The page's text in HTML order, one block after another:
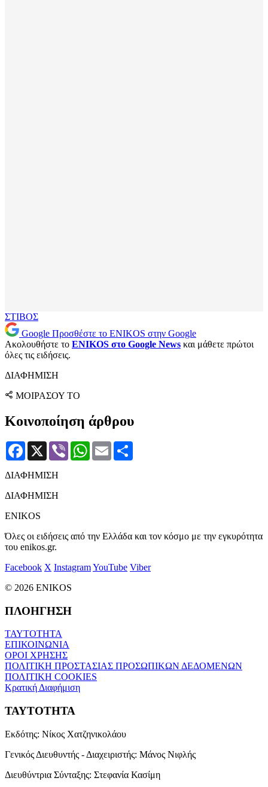
ΣΤΙΒΟΣ
Google Προσθέστε το ENIKOS στην Google
Ακολουθήστε το ENIKOS στο Google News και μάθετε πρώτοι
όλες τις ειδήσεις.
ΔΙΑΦΗΜΙΣΗ
ΜΟΙΡΑΣΟΥ ΤΟ
Κοινοποίηση άρθρου
Facebook
X Viber WhatsApp
Email
ΔΙΑΦΗΜΙΣΗ
ΔΙΑΦΗΜΙΣΗ
ENIKOS
Όλες οι ειδήσεις από την Ελλάδα και τον κόσμο με την εγκυρότητα
του enikos.gr.
Facebook X InstagramYouTube Viber
© 2026 ENIKOS
ΠΛΟΗΓΗΣΗ
ΤΑΥΤΟΤΗΤΑ
ΕΠΙΚΟΙΝΩΝΙΑ
ΟΡΟΙ ΧΡΗΣΗΣ
ΠΟΛΙΤΙΚΗ ΠΡΟΣΤΑΣΙΑΣ ΠΡΟΣΩΠΙΚΩΝ ΔΕΔΟΜΕΝΩΝ
ΠΟΛΙΤΙΚΗ COOKIES
Κρατική Διαφήμιση
ΤΑΥΤΟΤΗΤΑ
Εκδότης: Νίκος Χατζηνικολάου
Γενικός Διευθυντής - Διαχειριστής: Μάνος Νιφλής
Διευθύντρια Σύνταξης: Στεφανία Κασίμη